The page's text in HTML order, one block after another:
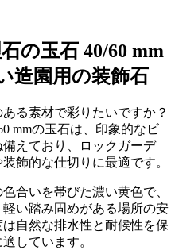
の玉石 40/60 mm
造園用の装飾石
る素材で彩りたいですか？
mmの玉石は、印象的なビ
えており、ロックガーデ
飾的な仕切りに最適です。
合いを帯びた濃い黄色で、
い踏み固めがある場所の安
自然な排水性と耐候性を保
しています。